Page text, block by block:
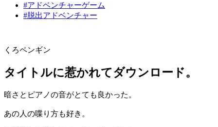
#アドベンチャーゲーム
#脱出アドベンチャー
くろペンギン
タイトルに惹かれてダウンロード。
暗さとピアノの音がとても良かった。
あの人の喋り方も好き。